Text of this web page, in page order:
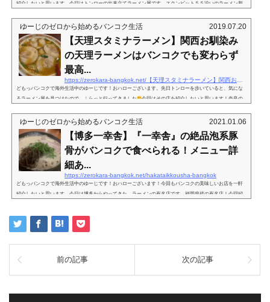
紹介したいと思います。今日はトンローの出来立てラーメン屋です…スクンビット５５沿いのラーメン新
い、トンローソイ２辺りにオープンしたラーメン屋さんです。先日歩いていたら、たまたま発見したので
フラッと行ってきました。では、のぶ屋のメニューなど詳しく見ていきましょう。メニューをチェック！
のぶ屋 店内店内はそれほど広く...
ゆーじのゼロから始めるバンコク生活 2019.07.20
【天理スタミナラーメン】関西お馴染み
の天理ラーメンはバンコクでも変わらず
最高...
どもっバンコクで海外生活中のゆーじです！おハローございます。先日トンローを歩いていると、気にな
るラーメン屋を見つけたので、ふらっと行ってきました
今回はその店を紹介したいと思います！奈良の
す！特に関西の人はご存知なんではないでしょうか？？屋台からスタートし。４０年の歴史あるラーメン
で、特に関西ではよく知られています◎ゆーじも長い間京都に住んでいたので、何度か食べたことがあり
ます。まさか、バンコク...
ゆーじのゼロから始めるバンコク生活 2021.01.06
【博多一幸舎】『一幸舎』の絶品泡系豚
骨がバンコクで食べられる！メニュー詳
細あ...
https://zerokara-bangkok.net/hakataikkousha-bangkok
どもっバンコクで海外生活中のゆーじです！おハローございます！今回もバンコクの美味しいお店を一軒
紹介したいと思います。今日は博多からやってきた、ラーメンの有名店です。福岡発祥の有名店！今回紹
す。ちなみに、ゆーじはシンガポール、メルボルンの店舗にも行ったことがあります。では、バンコクの
前の記事 次の記事